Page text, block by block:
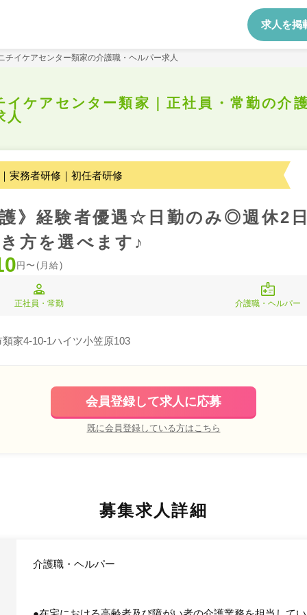
求人を掲
チイケアセンター類家の介護職・ヘルパー求人
イケアセンター類家｜正社員・常勤の介
人
実務者研修｜初任者研修
》経験者優遇☆日勤のみ◎週休2
方を選べます♪
円〜(月給)
正社員・常勤 介護職・ヘルパー
家4-10-1ハイツ小笠原103
会員登録して求人に応募
既に会員登録している方はこちら
募集求人詳細
介護職・ヘルパー